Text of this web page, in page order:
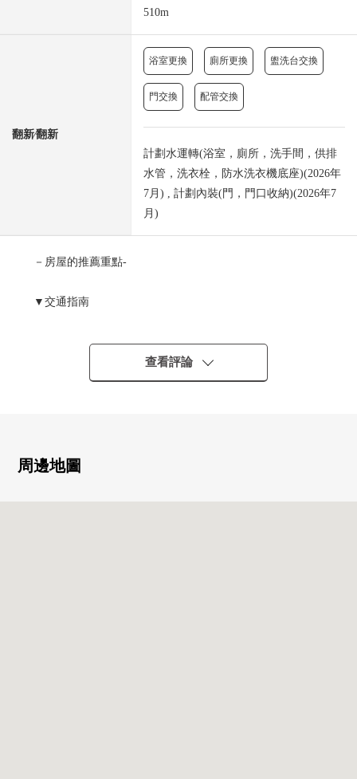
510m
翻新⁄翻新
浴室更換 廁所更換 盥洗台交換
門交換 配管交換
計劃水運轉(浴室，廁所，洗手間，供排
水管，洗衣栓，防水洗衣機底座)(2026年
7月) , 計劃內裝(門，門口收納)(2026年7
月)
－房屋的推薦重點-
▼交通指南
・東急大井町線"大井町"車站步行8分鐘
・臨海線"大井町"車站步行8分鐘
・京急本線"青物橫丁"車站步行8分鐘
・37戶總戶數
查看評論
周邊地圖